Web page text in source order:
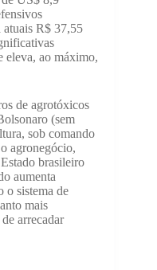
atuais R$ 37,55
eleva, ao máximo,
de agrotóxicos
(sem
sob comando
agronegócio,
brasileiro
aumenta
o sistema de
mais
arrecadar